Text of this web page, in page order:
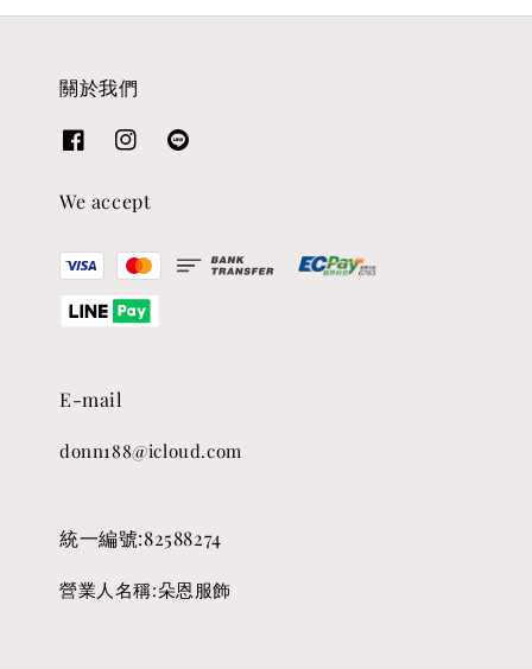
關於我們
We accept
E-mail
donn188@icloud.com
統一編號:82588274
營業人名稱:朵恩服飾